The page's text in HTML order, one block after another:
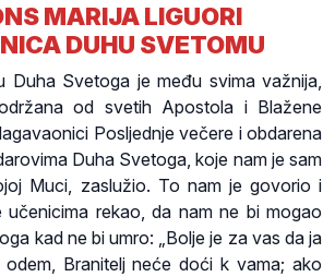
MARIJA LIGUORI
DUHU SVETOMU
Duha Svetoga je među svima važnija,
od svetih Apostola i Blažene
Posljednje večere i obdarena
Duha Svetoga, koje nam je sam
Muci, zaslužio. To nam je govorio i
učenicima rekao, da nam ne bi mogao
kad ne bi umro: „Bolje je za vas da ja
Branitelj neće doći k vama; ako